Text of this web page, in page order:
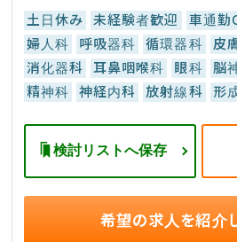
土日休み 未経験者歓迎 車通勤
婦人科
呼吸器科 循環器科 皮
消化器科
耳鼻咽喉科 眼科 脳
精神科
神経内科 放射線科 形
検討リストへ保存
希望の求人を紹介